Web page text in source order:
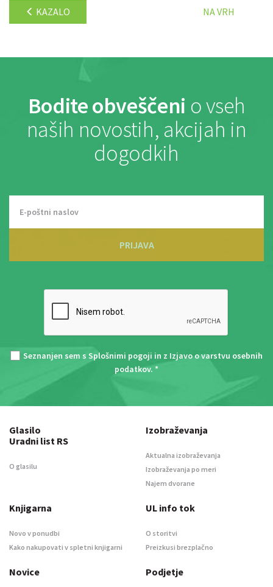
KAZALO NA VRH
Bodite obveščeni o vseh
naših novostih, akcijah in
dogodkih
PRIJAVA
Seznanjen sem s Splošnimi pogoji in z Izjavo o varstvu osebnih
podatkov. *
Glasilo
Uradni list RS
O glasilu
Izobraževanja
Aktualna izobraževanja
Izobraževanja po meri
Najem dvorane
Knjigarna
Novo v ponudbi
Kako nakupovati v spletni knjigarni
UL info tok
O storitvi
Preizkusi brezplačno
Novice Podjetje